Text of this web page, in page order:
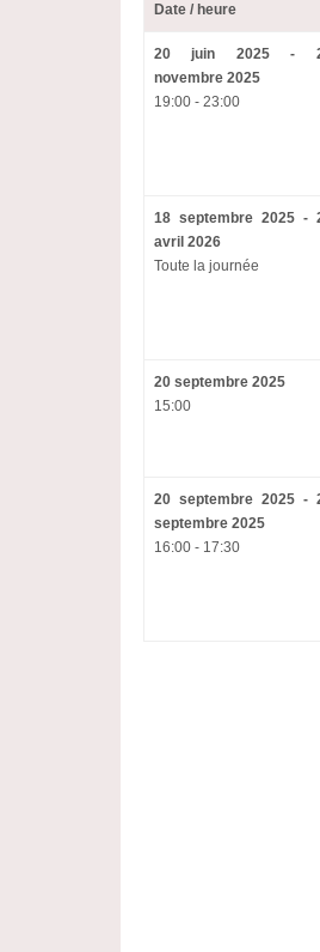
Date / heure
20 juin 2025 -
novembre 2025
19:00 - 23:00
18 septembre 2025 -
avril 2026
Toute la journée
20 septembre 2025
15:00
20 septembre 2025 -
septembre 2025
16:00 - 17:30